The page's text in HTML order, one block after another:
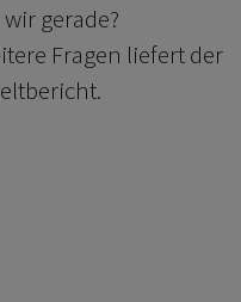
gerade?
Fragen liefert der